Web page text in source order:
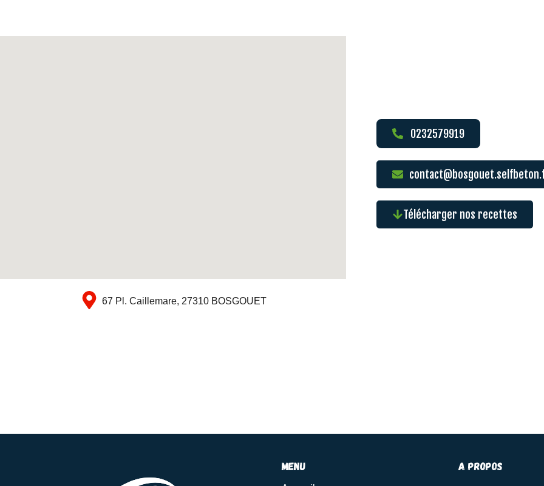
67 Pl. Caillemare, 27310 BOSGOUET
0232579919
Télécharger nos recettes
menu A propos